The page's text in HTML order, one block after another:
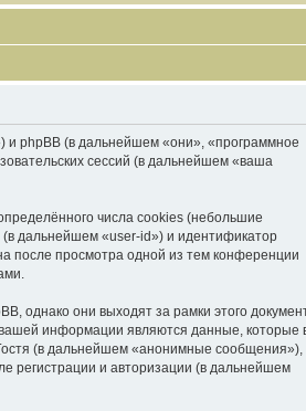
и phpBB (в дальнейшем «они», «программное
сессий (в дальнейшем «ваша
числа cookies (небольшие
дальнейшем «user-id») и идентификатор
после просмотра одной из тем конференции
однако они выходят за рамки этого
информации являются данные, которые
(в дальнейшем «анонимные сообщения»),
регистрации и авторизации (в дальнейшем